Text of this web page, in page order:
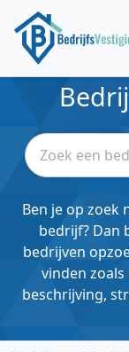
Ben je op zoek
bedrijf? Dan
bedrijven
vinden
beschrijving,